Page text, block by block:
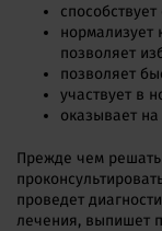
нормализует
позволяет
позволяет
участвует в
оказывает
Прежде чем
проведет
лечения, выпишет